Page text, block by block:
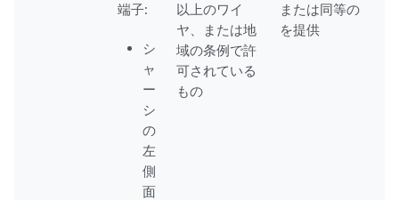
端子:
シ
ャ
ー
シ
の
左
側
面
以上のワイ
ヤ、または地
域の条例で許
可されている
もの
または同等の
を提供